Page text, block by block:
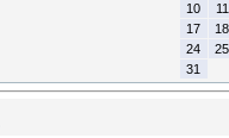
10
11
17
18
24
25
31